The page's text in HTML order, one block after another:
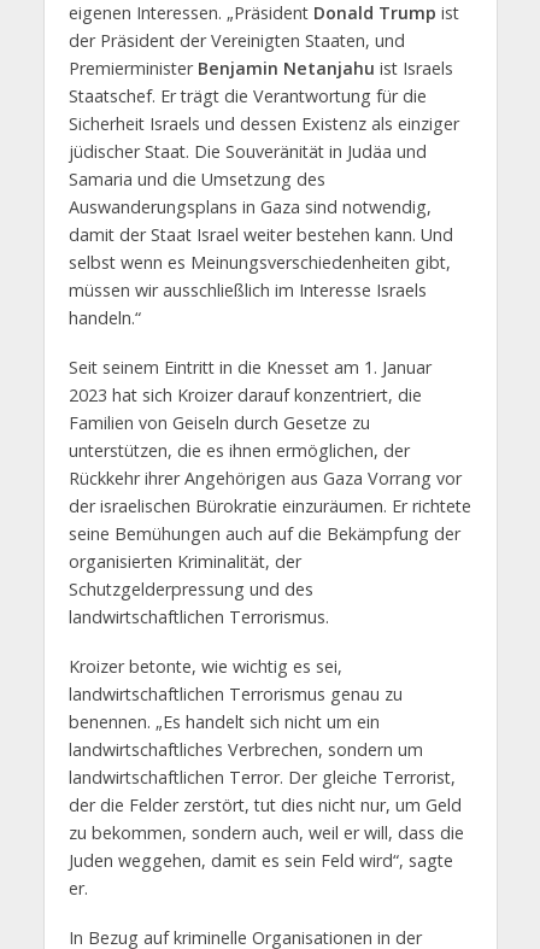
eigenen Interessen. „Präsident Donald Trump ist
der Präsident der Vereinigten Staaten, und
Premierminister Benjamin Netanjahu ist Israels
Staatschef. Er trägt die Verantwortung für die
Sicherheit Israels und dessen Existenz als einziger
jüdischer Staat. Die Souveränität in Judäa und
Samaria und die Umsetzung des
Auswanderungsplans in Gaza sind notwendig,
damit der Staat Israel weiter bestehen kann. Und
selbst wenn es Meinungsverschiedenheiten gibt,
müssen wir ausschließlich im Interesse Israels
handeln.“
Seit seinem Eintritt in die Knesset am 1. Januar
2023 hat sich Kroizer darauf konzentriert, die
Familien von Geiseln durch Gesetze zu
unterstützen, die es ihnen ermöglichen, der
Rückkehr ihrer Angehörigen aus Gaza Vorrang vor
der israelischen Bürokratie einzuräumen. Er richtete
seine Bemühungen auch auf die Bekämpfung der
organisierten Kriminalität, der
Schutzgelderpressung und des
landwirtschaftlichen Terrorismus.
Kroizer betonte, wie wichtig es sei,
landwirtschaftlichen Terrorismus genau zu
benennen. „Es handelt sich nicht um ein
landwirtschaftliches Verbrechen, sondern um
landwirtschaftlichen Terror. Der gleiche Terrorist,
der die Felder zerstört, tut dies nicht nur, um Geld
zu bekommen, sondern auch, weil er will, dass die
Juden weggehen, damit es sein Feld wird“, sagte
er.
In Bezug auf kriminelle Organisationen in der